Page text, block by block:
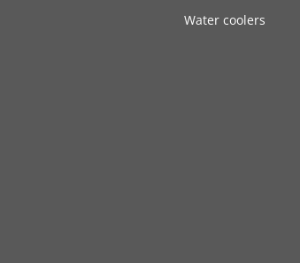
Water coolers